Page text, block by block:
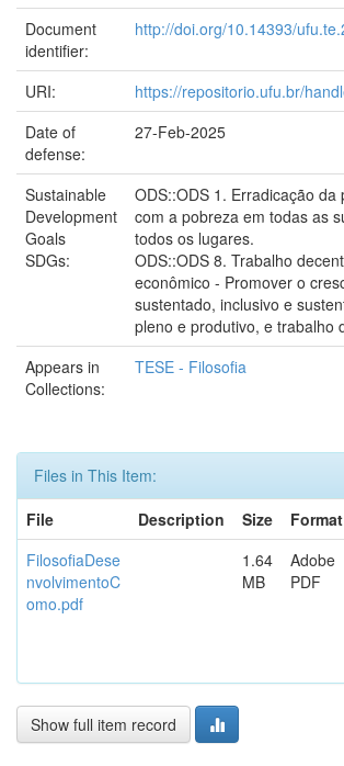
Document
identifier:
http://doi.org/10.14393/
URI:
https://repositorio.ufu.br/
Date of
defense:
27-Feb-2025
Sustainable
Development
Goals
SDGs:
ODS::ODS 1. Erradicação da
com a pobreza em todas as
todos os lugares.
ODS::ODS 8. Trabalho
econômico - Promover o
sustentado, inclusivo e
pleno e produtivo, e trabalho
Appears in
Collections:
TESE - Filosofia
Files in This Item:
File
Description Size
Format
FilosofiaDese
nvolvimentoC
omo.pdf
1.64
MB
Adobe
PDF
Show full item record